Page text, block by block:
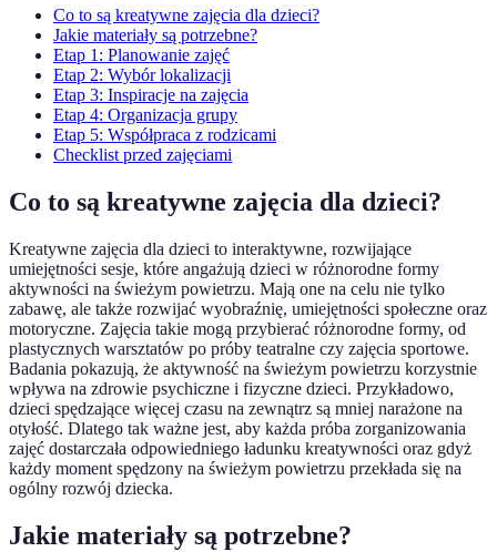
Co to są kreatywne zajęcia dla dzieci?
Jakie materiały są potrzebne?
Etap 1: Planowanie zajęć
Etap 2: Wybór lokalizacji
Etap 3: Inspiracje na zajęcia
Etap 4: Organizacja grupy
Etap 5: Współpraca z rodzicami
Checklist przed zajęciami
Co to są kreatywne zajęcia dla dzieci?
Kreatywne zajęcia dla dzieci to interaktywne, rozwijające
umiejętności sesje, które angażują dzieci w różnorodne formy
aktywności na świeżym powietrzu. Mają one na celu nie tylko
zabawę, ale także rozwijać wyobraźnię, umiejętności społeczne oraz
motoryczne. Zajęcia takie mogą przybierać różnorodne formy, od
plastycznych warsztatów po próby teatralne czy zajęcia sportowe.
Badania pokazują, że aktywność na świeżym powietrzu korzystnie
wpływa na zdrowie psychiczne i fizyczne dzieci. Przykładowo,
dzieci spędzające więcej czasu na zewnątrz są mniej narażone na
otyłość. Dlatego tak ważne jest, aby każda próba zorganizowania
zajęć dostarczała odpowiedniego ładunku kreatywności oraz gdyż
każdy moment spędzony na świeżym powietrzu przekłada się na
ogólny rozwój dziecka.
Jakie materiały są potrzebne?